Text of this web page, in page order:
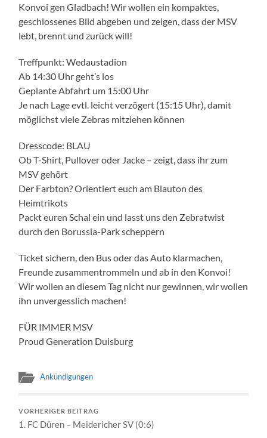
Konvoi gen Gladbach! Wir wollen ein kompaktes,
geschlossenes Bild abgeben und zeigen, dass der MSV
lebt, brennt und zurück will!
Treffpunkt: Wedaustadion
Ab 14:30 Uhr geht’s los
Geplante Abfahrt um 15:00 Uhr
Je nach Lage evtl. leicht verzögert (15:15 Uhr), damit
möglichst viele Zebras mitziehen können
Dresscode: BLAU
Ob T-Shirt, Pullover oder Jacke – zeigt, dass ihr zum
MSV gehört
Der Farbton? Orientiert euch am Blauton des
Heimtrikots
Packt euren Schal ein und lasst uns den Zebratwist
durch den Borussia-Park scheppern
Ticket sichern, den Bus oder das Auto klarmachen,
Freunde zusammentrommeln und ab in den Konvoi!
Wir wollen an diesem Tag nicht nur gewinnen, wir wollen
ihn unvergesslich machen!
FÜR IMMER MSV
Proud Generation Duisburg
Ankündigungen
VORHERIGER BEITRAG
1. FC Düren – Meidericher SV (0:6)